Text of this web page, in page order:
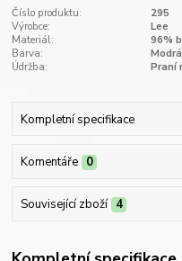
Číslo produktu:
295
Výrobce:
Lee
Materiál:
96%
Barva:
Modrá
Údržba:
Praní
Kompletní specifikace
Komentáře 0
Související zboží 4